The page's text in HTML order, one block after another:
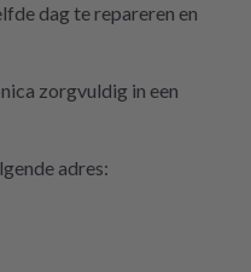
dag te repareren en
zorgvuldig in een
adres: